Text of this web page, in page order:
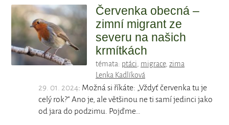
Červenka obecná –
zimní migrant ze
severu na našich
krmítkách
témata: ptáci, migrace, zima
Lenka Kadlíková
29. 01. 2024: Možná si říkáte: „Vždyť červenka tu je
celý rok?“ Ano je, ale většinou ne ti samí jedinci jako
od jara do podzimu. Pojďme…